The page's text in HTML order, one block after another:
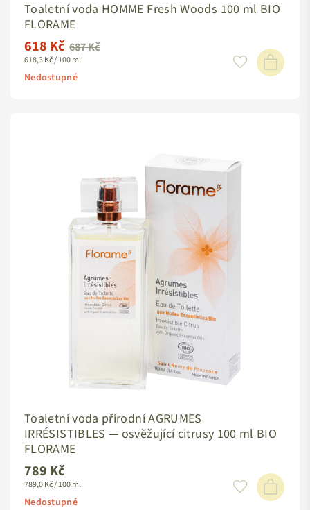
Toaletní voda HOMME Fresh Woods 100 ml BIO
FLORAME
Standardní
cena
618 Kč 687 Kč
618,3 Kč / 100 ml
Nedostupné
Toaletní voda přírodní AGRUMES
IRRÉSISTIBLES — osvěžující citrusy 100 ml BIO
FLORAME
Standardní
cena
789 Kč
789,0 Kč / 100 ml
Nedostupné